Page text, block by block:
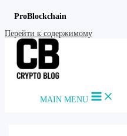
ProBlockchain
Перейти к содержимому
MAIN MENU